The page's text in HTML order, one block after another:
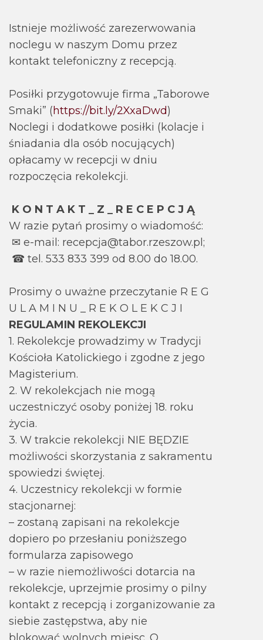
Istnieje możliwość zarezerwowania
noclegu w naszym Domu przez
kontakt telefoniczny z recepcją.
Posiłki przygotowuje firma „Taborowe
Smaki” (https://bit.ly/2XxaDwd)
Noclegi i dodatkowe posiłki (kolacje i
śniadania dla osób nocujących)
opłacamy w recepcji w dniu
rozpoczęcia rekolekcji.
K O N T A K T _ Z _ R E C E P C J Ą
W razie pytań prosimy o wiadomość:
✉ e-mail: recepcja@tabor.rzeszow.pl;
☎ tel. 533 833 399 od 8.00 do 18.00.
Prosimy o uważne przeczytanie R E G
U L A M I N U _ R E K O L E K C J I
REGULAMIN REKOLEKCJI
1. Rekolekcje prowadzimy w Tradycji
Kościoła Katolickiego i zgodne z jego
Magisterium.
2. W rekolekcjach nie mogą
uczestniczyć osoby poniżej 18. roku
życia.
3. W trakcie rekolekcji NIE BĘDZIE
możliwości skorzystania z sakramentu
spowiedzi świętej.
4. Uczestnicy rekolekcji w formie
stacjonarnej:
– zostaną zapisani na rekolekcje
dopiero po przesłaniu poniższego
formularza zapisowego
– w razie niemożliwości dotarcia na
rekolekcje, uprzejmie prosimy o pilny
kontakt z recepcją i zorganizowanie za
siebie zastępstwa, aby nie